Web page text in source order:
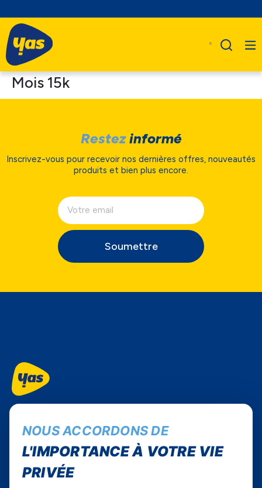
Mois 15k
Restezinformé
Inscrivez-vous pour recevoir nos dernières offres, nouveautés
produits et bien plus encore.
Soumettre
Suivez-nous...
Facebook
Instagram
Linkedin
NOUS ACCORDONS DE
L'IMPORTANCE À VOTRE VIE
PRIVÉE